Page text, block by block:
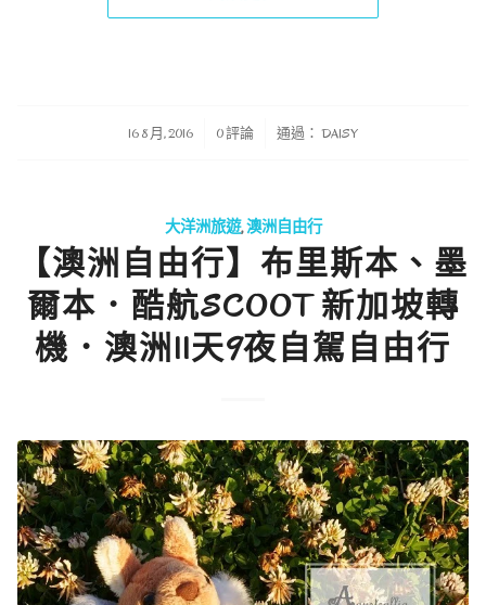
16 8 月, 2016
/ 0 評論 通過： DAISY
大洋洲旅遊,澳洲自由行
【澳洲自由行】布里斯本、墨
爾本．酷航SCOOT 新加坡轉
機．澳洲11天9夜自駕自由行